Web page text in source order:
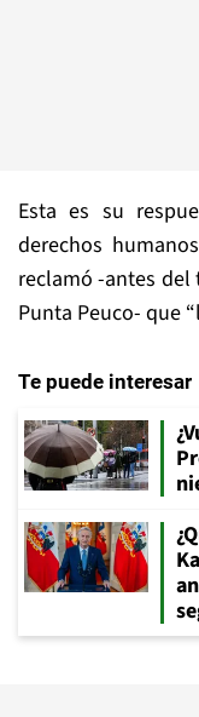
Esta es su
derechos
reclamó -antes del
Punta Peuco- que
Te puede interesar